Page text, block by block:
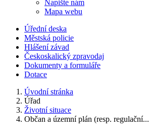
Napište nám
Mapa webu
Úřední deska
Městská policie
Hlášení závad
Českoskalický zpravodaj
Dokumenty a formuláře
Dotace
Úvodní stránka
Úřad
Životní situace
Občan a územní plán (resp. regulační...